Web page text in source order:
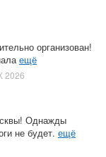
организован!
ещё
2026
Однажды
не будет. ещё